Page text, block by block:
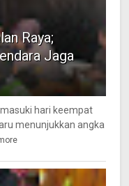
Raya;
Jaga
hari keempat
menunjukkan angka